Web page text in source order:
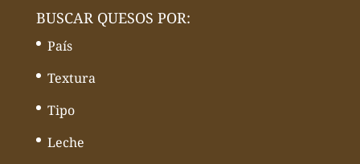
BUSCAR QUESOS POR:
País
Textura
Tipo
Leche